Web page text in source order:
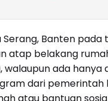
Banten pada
atap belakang
ada hanya
dari